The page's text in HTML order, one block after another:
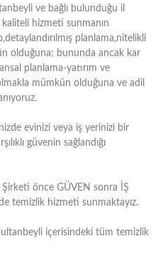
ve bağlı bulunduğu il
kaliteli hizmeti sunmanın
planlama,nitelikli
olduğuna; bununda ancak kar
planlama-yatırım ve
mümkün olduğuna ve adil
evinizi veya iş yerinizi bir
güvenin sağlandığı
önce GÜVEN sonra İŞ
temizlik hizmeti sunmaktayız.
içerisindeki tüm temizlik